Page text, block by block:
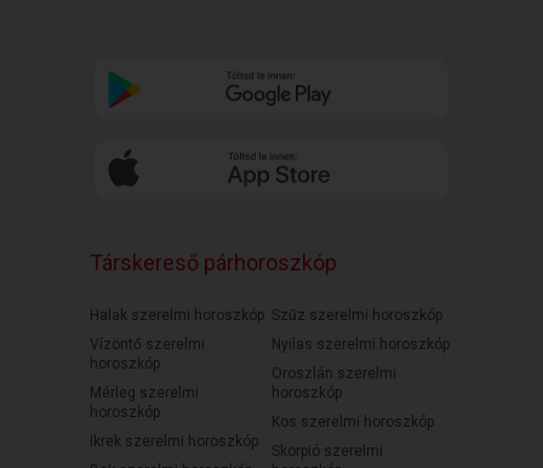
Társkereső párhoroszkóp
Halak szerelmi horoszkóp
Vízöntő szerelmi
horoszkóp
Mérleg szerelmi
horoszkóp
Ikrek szerelmi horoszkóp
Szűz szerelmi horoszkóp
Nyilas szerelmi horoszkóp
Oroszlán szerelmi
horoszkóp
Kos szerelmi horoszkóp
Skorpió szerelmi